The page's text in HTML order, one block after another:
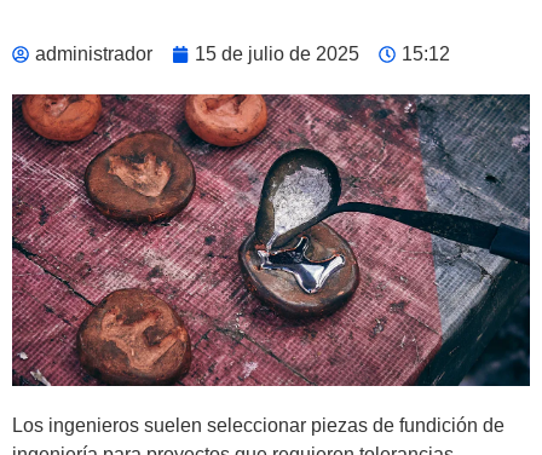
administrador 15 de julio de 2025 15:12
Los ingenieros suelen seleccionar piezas de fundición de